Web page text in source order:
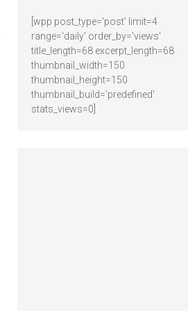
[wpp post_type='post' limit=4
range='daily' order_by='views'
title_length=68 excerpt_length=68
thumbnail_width=150
thumbnail_height=150
thumbnail_build='predefined'
stats_views=0]